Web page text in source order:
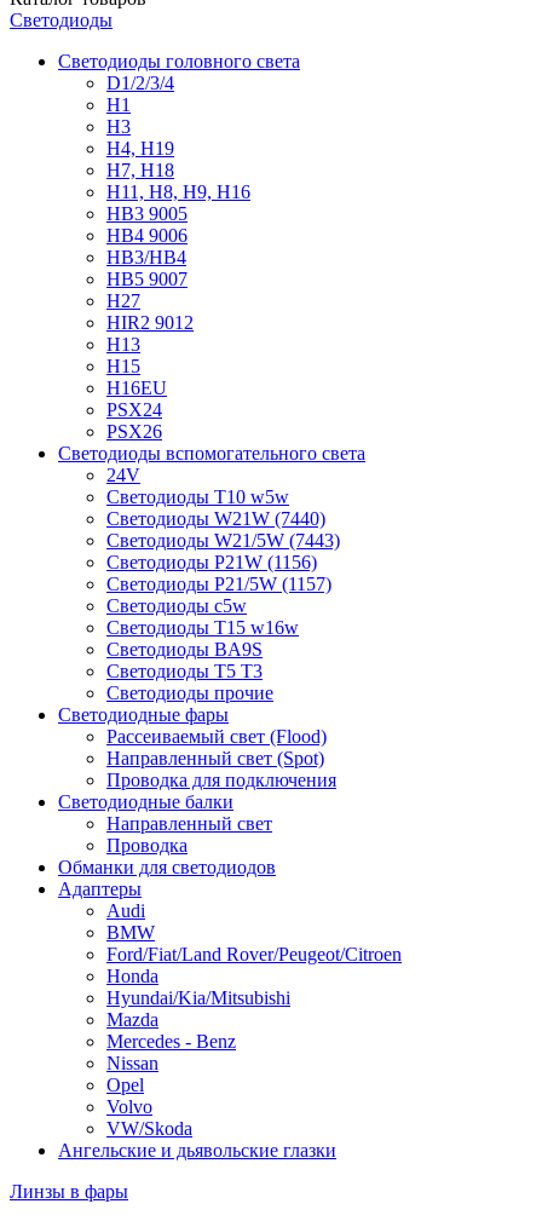
Светодиоды
Светодиоды головного света
D1/2/3/4
H1
H3
H4, H19
H7, H18
H11, H8, H9, H16
HB3 9005
HB4 9006
HB3/HB4
HB5 9007
H27
HIR2 9012
H13
H15
H16EU
PSX24
PSX26
Светодиоды вспомогательного света
24V
Светодиоды T10 w5w
Светодиоды W21W (7440)
Светодиоды W21/5W (7443)
Светодиоды P21W (1156)
Светодиоды P21/5W (1157)
Светодиоды c5w
Светодиоды T15 w16w
Светодиоды BA9S
Светодиоды T5 T3
Светодиоды прочие
Светодиодные фары
Рассеиваемый свет (Flood)
Направленный свет (Spot)
Проводка для подключения
Светодиодные балки
Направленный свет
Проводка
Обманки для светодиодов
Адаптеры
Audi
BMW
Ford/Fiat/Land Rover/Peugeot/Citroen
Honda
Hyundai/Kia/Mitsubishi
Mazda
Mercedes - Benz
Nissan
Opel
Volvo
VW/Skoda
Ангельские и дьявольские глазки
Линзы в фары